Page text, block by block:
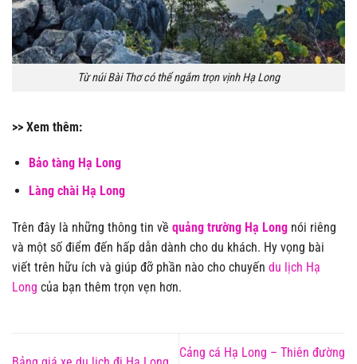
Từ núi Bài Thơ có thể ngắm trọn vịnh Hạ Long
>> Xem thêm:
Bảo tàng Hạ Long
Làng chài Hạ Long
Trên đây là những thông tin về quảng trường Hạ Long nói riêng
và một số điểm đến hấp dẫn dành cho du khách. Hy vọng bài
viết trên hữu ích và giúp đỡ phần nào cho chuyến du lịch Hạ
Long của bạn thêm trọn vẹn hơn.
Cảng cá Hạ Long – Thiên đường